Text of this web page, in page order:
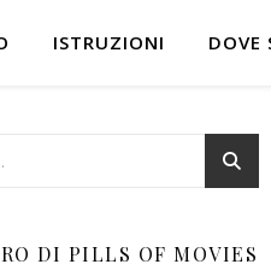
ISTRUZIONI DOVE
DI PILLS OF MOVIES